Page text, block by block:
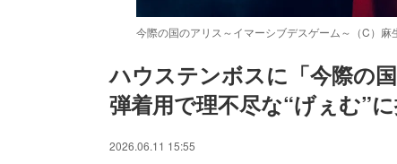
今際の国のアリス～イマーシブデスゲーム～（C）麻
Unmute
ハウステンボスに「今際の
弾着用で理不尽な“げぇむ”
2026.06.11 15:55